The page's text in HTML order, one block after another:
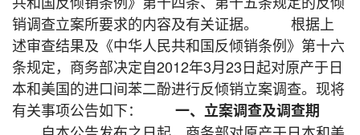
销调查立案所要求的内容及有关证据。 根据上
述审查结果及《中华人民共和国反倾销条例》第十六
条规定，商务部决定自2012年3月23日起对原产于日
本和美国的进口间苯二酚进行反倾销立案调查。现将
有关事项公告如下： 一、立案调查及调查期